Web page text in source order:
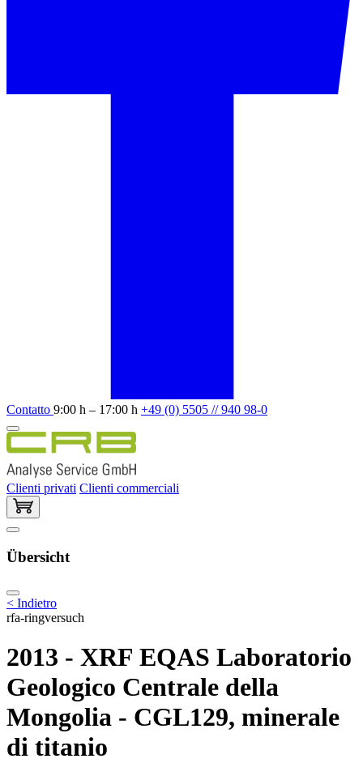
Contatto 9:00 h – 17:00 h +49 (0) 5505 // 940 98-0
Clienti privati Clienti commerciali
Übersicht
< Indietro
rfa-ringversuch
2013 - XRF EQAS Laboratorio
Geologico Centrale della
Mongolia - CGL129, minerale
di titanio